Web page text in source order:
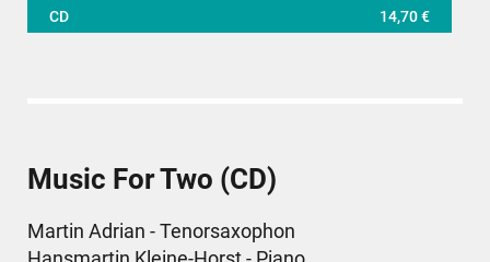
CD 14,70 €
Music For Two (CD)
Martin Adrian - Tenorsaxophon